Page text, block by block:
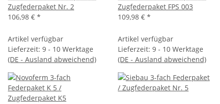
Zugfederpaket Nr. 2
106,98 € *
Artikel verfügbar
Lieferzeit: 9 - 10 Werktage
(DE - Ausland abweichend)
Zugfederpaket FPS 003
109,98 € *
Artikel verfügbar
Lieferzeit: 9 - 10 Werktage
(DE - Ausland abweichend)